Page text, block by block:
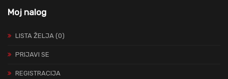
Moj nalog
LISTA ŽELJA (0)
PRIJAVI SE
REGISTRACIJA